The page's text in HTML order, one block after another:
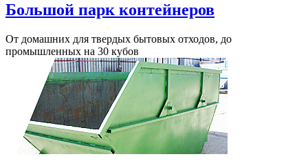
Большой парк контейнеров
От домашних для твердых бытовых отходов, до
промышленных на 30 кубов